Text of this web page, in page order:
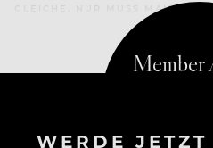
EICHE, NUR MUSS MAN
WERDE JETZT